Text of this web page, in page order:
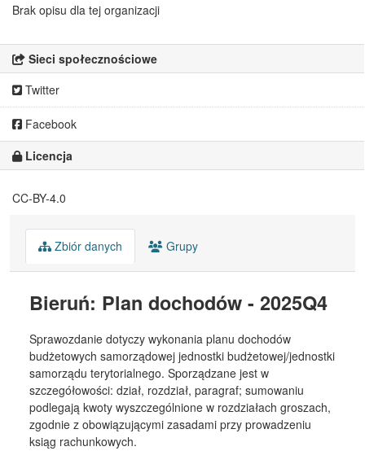
Brak opisu dla tej organizacji
Sieci społecznościowe
Twitter
Facebook
Licencja
CC-BY-4.0
Zbiór danych Grupy
Bieruń: Plan dochodów - 2025Q4
Sprawozdanie dotyczy wykonania planu dochodów
budżetowych samorządowej jednostki budżetowej/jednostki
samorządu terytorialnego. Sporządzane jest w
szczegółowości: dział, rozdział, paragraf; sumowaniu
podlegają kwoty wyszczególnione w rozdziałach groszach,
zgodnie z obowiązującymi zasadami przy prowadzeniu
ksiąg rachunkowych.